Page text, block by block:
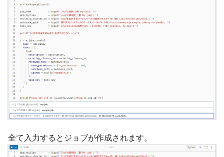
全て入力するとジョブが作成されます。